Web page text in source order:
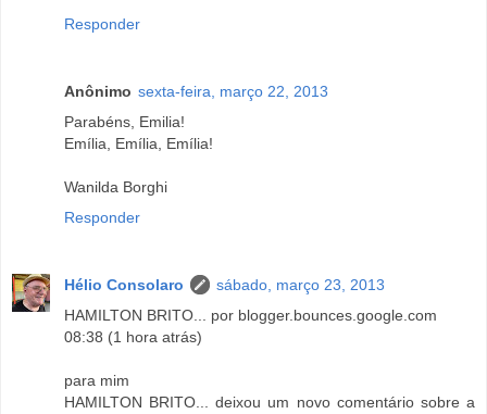
Responder
Anônimo sexta-feira, março 22, 2013
Parabéns, Emilia!
Emília, Emília, Emília!
Wanilda Borghi
Responder
Hélio Consolaro
sábado, março 23, 2013
HAMILTON BRITO... por blogger.bounces.google.com
08:38 (1 hora atrás)
para mim
HAMILTON BRITO... deixou um novo comentário sobre a